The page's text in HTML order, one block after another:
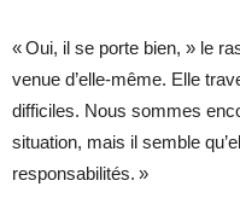
« Oui, il se porte bien, » le
venue d’elle-même. Elle
difficiles. Nous sommes
situation, mais il semble
responsabilités. »